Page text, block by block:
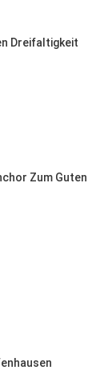
Dreifaltigkeit
Zum Guten